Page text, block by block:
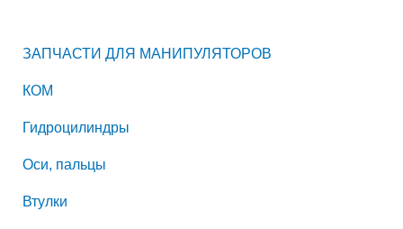
ЗАПЧАСТИ ДЛЯ МАНИПУЛЯТОРОВ
КОМ
Гидроцилиндры
Оси, пальцы
Втулки